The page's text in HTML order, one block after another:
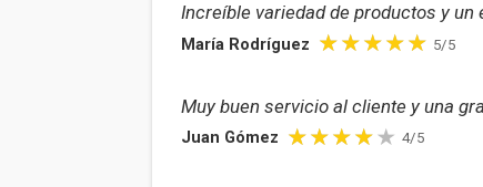
Increíble variedad de productos y
María Rodríguez 5/5
Muy buen servicio al cliente y una
Juan Gómez 4/5